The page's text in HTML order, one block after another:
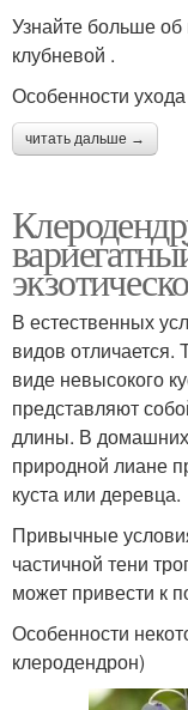
Узнайте больше об
клубневой .
Особенности
читать дальше →
В естественных
видов отличается.
виде невысокого
представляют
длины. В домашних
природной лиане
куста или деревца.
Привычные
частичной тени
может привести к
Особенности
клеродендрон)